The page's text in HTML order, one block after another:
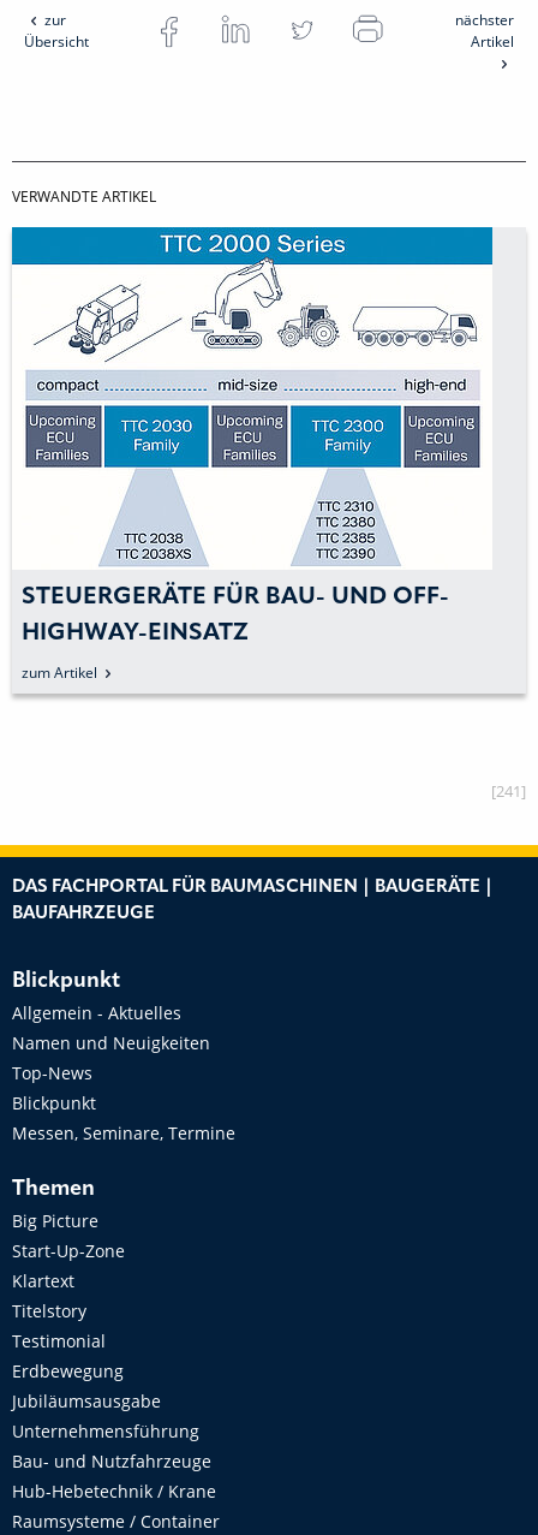
zur
Übersicht
nächster
Artikel
VERWANDTE ARTIKEL
FÜR BAU- UND OFF-
EINSATZ
[241]
DAS FACHPORTAL FÜR BAUMASCHINEN | BAUGERÄTE |
BAUFAHRZEUGE
Blickpunkt
Allgemein - Aktuelles
Namen und Neuigkeiten
Top-News
Blickpunkt
Messen, Seminare, Termine
Themen
Big Picture
Start-Up-Zone
Klartext
Titelstory
Testimonial
Erdbewegung
Jubiläumsausgabe
Unternehmensführung
Bau- und Nutzfahrzeuge
Hub-Hebetechnik / Krane
Raumsysteme / Container